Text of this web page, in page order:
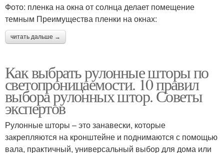
Фото: пленка на окна от солнца делает помещение
темным Преимущества пленки на окнах:
читать дальше →
Как выбрать рулонные шторы по
светопроницаемости. 10 правил
выбора рулонных штор. Советы
экспертов
Рулонные шторы – это занавески, которые
закрепляются на кронштейне и поднимаются с помощью
вала, практичный, универсальный выбор для дома или